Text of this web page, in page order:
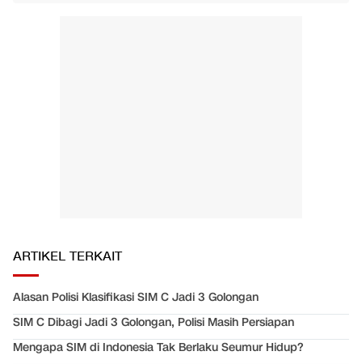
ARTIKEL TERKAIT
Alasan Polisi Klasifikasi SIM C Jadi 3 Golongan
SIM C Dibagi Jadi 3 Golongan, Polisi Masih Persiapan
Mengapa SIM di Indonesia Tak Berlaku Seumur Hidup?